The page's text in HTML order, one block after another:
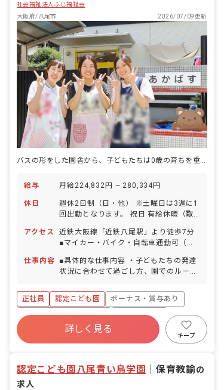
社会福祉法人ふじ福祉会
大阪府/八尾市
2026/07/09更新
給与 月給224,832円 ~ 280,334円
休日
週休2日制（日・他） ※土曜日は3週に1
回出勤となります。 祝日 有給休暇（取
能） 産前産後休暇制度（取得率・復帰率
100％） 育児休暇制度 特別有給休暇 介
護休暇制度 ※年間休日105日（有休は別
途付与） ◆人員にゆとりをもたせている
アクセス
近鉄大阪線「近鉄八尾駅」より徒歩7分
■マイカー・バイク・自転車通勤可（無
コンビニがあるほか、周辺にはスーパー
やショッピングモールもありますので、
仕事内容
■具体的な仕事内容 ・子どもたちの発達
状況に合わせて過ごし方、園でのルール
行事の企画運営。子どもたちが楽しめる
ように、成長した姿を保護者に見てもら
えるように、内容を考えて企画・運営を
します。 ・様々な体験を積むことがで
き、広い視野で教育・保育にたずさわれ
ます。 ■保育理念 ・子どもの人権や主体
に、日夜、保護者や地域社会と力を合わ
正社員 認定こども園
ボーナス・賞与あり
寮・住宅・家賃補助あり
社会保険完備
福利厚生充実
退職金制度
詳しく見る
キープ
認定こども園八尾青い鳥学園 保育教諭の
求人